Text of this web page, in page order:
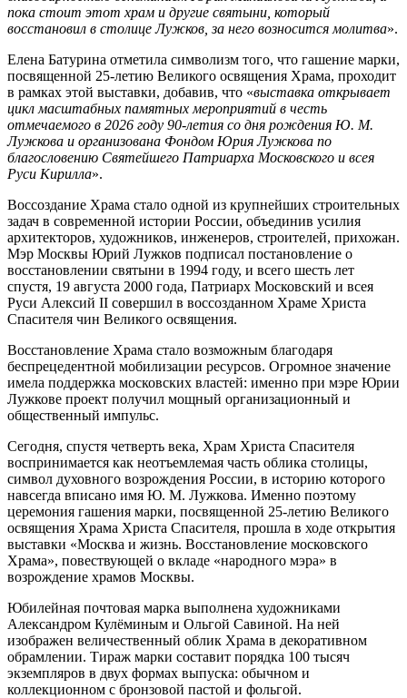
пока стоит этот храм и другие святыни, который
восстановил в столице Лужков, за него возносится молитва».
Елена Батурина отметила символизм того, что гашение марки,
посвященной 25-летию Великого освящения Храма, проходит
в рамках этой выставки, добавив, что «выставка открывает
цикл масштабных памятных мероприятий в честь
отмечаемого в 2026 году 90-летия со дня рождения Ю. М.
Лужкова и организована Фондом Юрия Лужкова по
благословению Святейшего Патриарха Московского и всея
Руси Кирилла».
Воссоздание Храма стало одной из крупнейших строительных
задач в современной истории России, объединив усилия
архитекторов, художников, инженеров, строителей, прихожан.
Мэр Москвы Юрий Лужков подписал постановление о
восстановлении святыни в 1994 году, и всего шесть лет
спустя, 19 августа 2000 года, Патриарх Московский и всея
Руси Алексий II совершил в воссозданном Храме Христа
Спасителя чин Великого освящения.
Восстановление Храма стало возможным благодаря
беспрецедентной мобилизации ресурсов. Огромное значение
имела поддержка московских властей: именно при мэре Юрии
Лужкове проект получил мощный организационный и
общественный импульс.
Сегодня, спустя четверть века, Храм Христа Спасителя
воспринимается как неотъемлемая часть облика столицы,
символ духовного возрождения России, в историю которого
навсегда вписано имя Ю. М. Лужкова. Именно поэтому
церемония гашения марки, посвященной 25-летию Великого
освящения Храма Христа Спасителя, прошла в ходе открытия
выставки «Москва и жизнь. Восстановление московского
Храма», повествующей о вкладе «народного мэра» в
возрождение храмов Москвы.
Юбилейная почтовая марка выполнена художниками
Александром Кулёминым и Ольгой Савиной. На ней
изображен величественный облик Храма в декоративном
обрамлении. Тираж марки составит порядка 100 тысяч
экземпляров в двух формах выпуска: обычном и
коллекционном с бронзовой пастой и фольгой.